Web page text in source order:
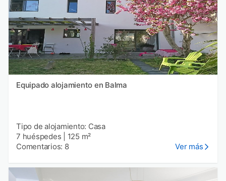
Equipado alojamiento en Balma
Tipo de alojamiento: Casa
7 huéspedes
125 m²
Comentarios: 8
Ver más